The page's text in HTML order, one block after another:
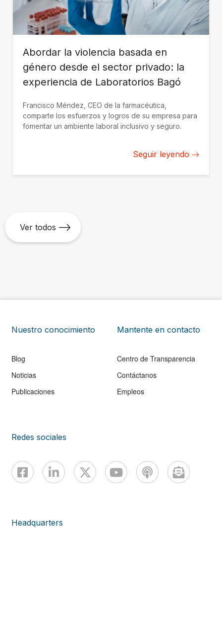
Abordar la violencia basada en
género desde el sector privado: la
experiencia de Laboratorios Bagó
Francisco Méndez, CEO de la farmacéutica,
comparte los esfuerzos y logros de su empresa para
fomentar un ambiente laboral inclusivo y seguro.
Seguir leyendo
Ver todos
Nuestro conocimiento
Blog
Noticias
Publicaciones
Mantente en contacto
Centro de Transparencia
Contáctanos
Empleos
Redes sociales
Headquarters